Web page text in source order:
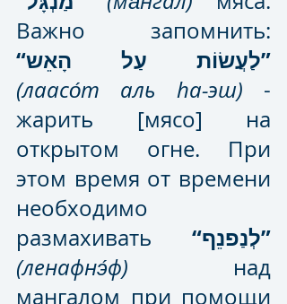
“לַעֲשׂוֹת עַל הָאֵש”
(лаасо́т аль hа-эш) -
жарить [мясо] на
открытом огне. При
этом время от времени
необходимо
размахивать
“לְנַפנֵף”
(ленафнэ́ф) над